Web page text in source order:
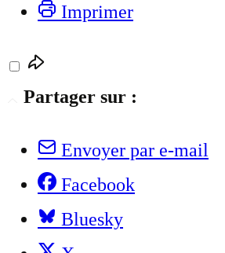
Imprimer
Partager sur :
Envoyer par e-mail
Facebook
Bluesky